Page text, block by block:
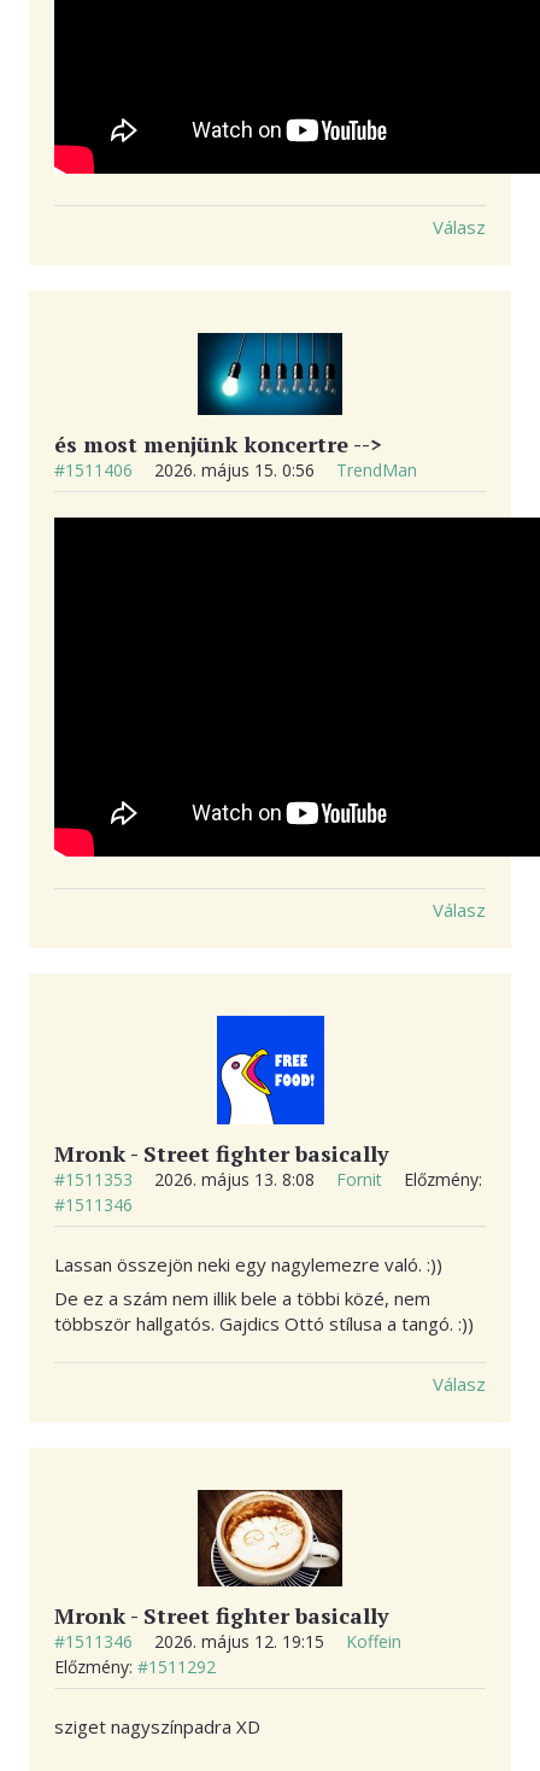
Válasz
és most menjünk koncertre -->
#1511406 2026. május 15. 0:56 TrendMan
Válasz
Mronk - Street fighter basically
#1511353 2026. május 13. 8:08 Fornit
Előzmény:
#1511346
Lassan összejön neki egy nagylemezre való. :))
De ez a szám nem illik bele a többi közé, nem
többször hallgatós. Gajdics Ottó stílusa a tangó. :))
Válasz
Mronk - Street fighter basically
#1511346 2026. május 12. 19:15
Koffein
Előzmény: #1511292
sziget nagyszínpadra XD